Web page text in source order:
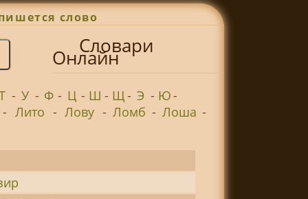
слово
Словари
Онлайн
- У - Ф - Ц - Ш - Щ- Э - Ю-
- Лито - Лову - Ломб - Лоша -